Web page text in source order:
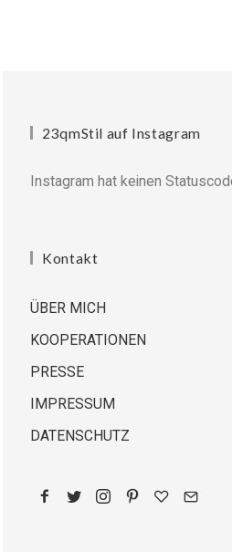
23qmStil auf Instagram
Instagram hat keinen
Kontakt
ÜBER MICH
KOOPERATIONEN
PRESSE
IMPRESSUM
DATENSCHUTZ